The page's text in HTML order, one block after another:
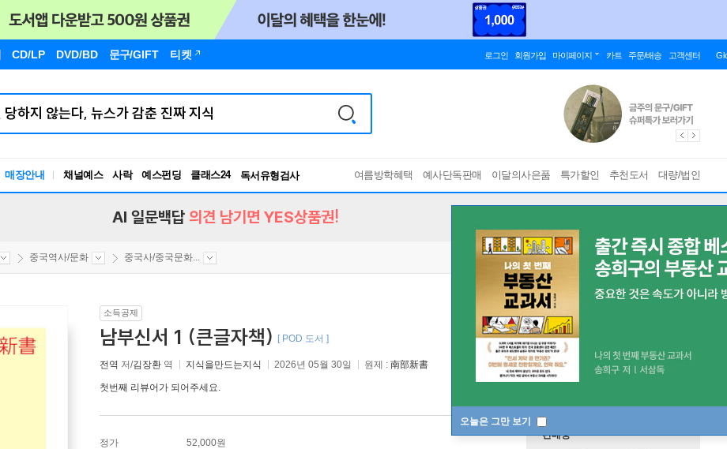
CD/LP DVD/BD 문구/GIFT 티켓 로그인 회원가입 마이페이지 카트 주문/배송 고객센터
매장안내 채널예스 사락 예스펀딩 클래스24
독서유형검사
RBTI Lab
여름방학혜택 예사단독판매 이달의사은품 특가할인 추천도서 대량/법인
오늘은 그만 보기
AI 일문백답 의견 남기면 YES상품권!
중국역사/문화 중국사/중국문화...
소득공제
남부신서 1 (큰글자책) [ POD 도서 ]
전역 저/김장환 역 지식을만드는지식 2026년 05월 30일 원제 : 南部新書
첫번째 리뷰어가 되어주세요.
정가 52,000원
판매중